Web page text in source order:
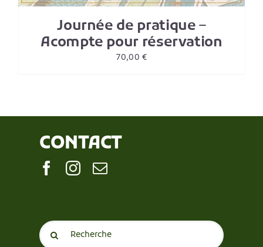
Journée de pratique –
Acompte pour réservation
70,00€
CONTACT
Search
for: